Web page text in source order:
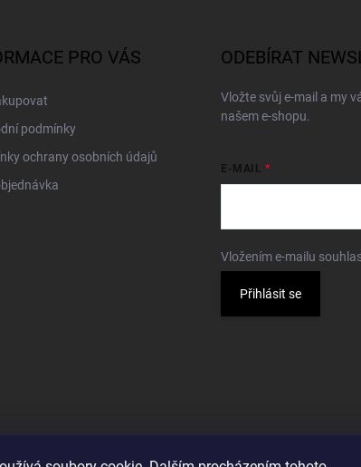
PRO VÁS
podmínky
ochrany osobních údajů
ODEBÍRAT
Vložte svůj e-mail a my
našem e-shopu.
E-MAIL
Vložením e-mailu
Přihlásit se